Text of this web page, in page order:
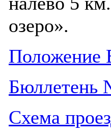
озеро».
Положение
Бюллетень
Схема